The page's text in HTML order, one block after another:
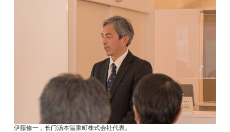
伊藤修一，长门汤本温泉町株式会社代表。